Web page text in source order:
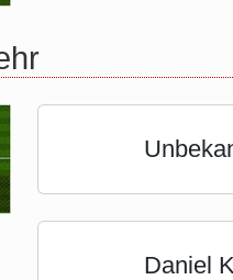
Daniel